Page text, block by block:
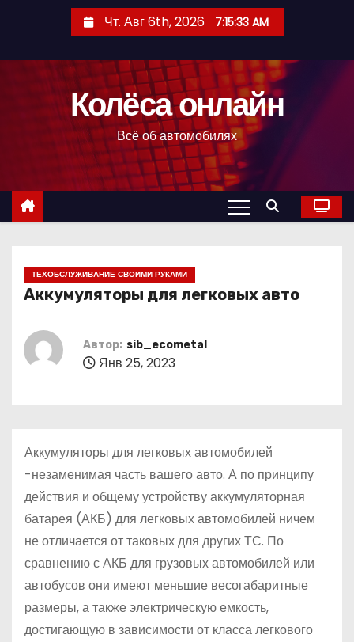
с
Чт. Авг 6th, 2026 7:15:34 AM
Колёса онлайн
Всё об автомобилях
ТЕХОБСЛУЖИВАНИЕ СВОИМИ РУКАМИ
Аккумуляторы для легковых авто
Автор: sib_ecometal
Янв 25, 2023
Аккумуляторы для легковых автомобилей
-незаменимая часть вашего авто. А по принципу
действия и общему устройству аккумуляторная
батарея (АКБ) для легковых автомобилей ничем
не отличается от таковых для других ТС. По
сравнению с АКБ для грузовых автомобилей или
автобусов они имеют меньшие весогабаритные
размеры, а также электрическую емкость,
достигающую в зависимости от класса легкового